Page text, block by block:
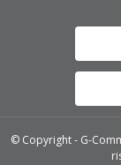
© Copyright - G-